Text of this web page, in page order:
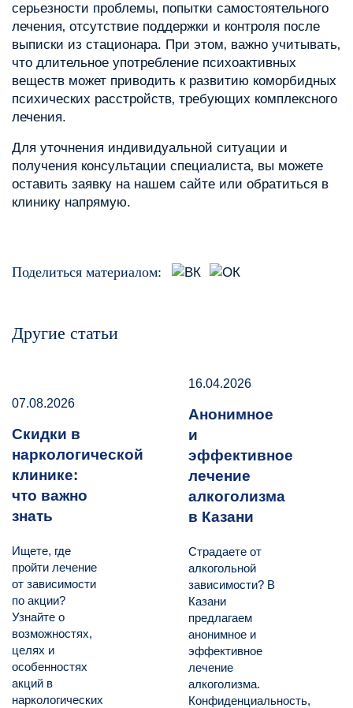
серьезности проблемы‚ попытки самостоятельного
лечения‚ отсутствие поддержки и контроля после
выписки из стационара. При этом‚ важно учитывать‚
что длительное употребление психоактивных
веществ может приводить к развитию коморбидных
психических расстройств‚ требующих комплексного
лечения.
Для уточнения индивидуальной ситуации и
получения консультации специалиста‚ вы можете
оставить заявку на нашем сайте или обратиться в
клинику напрямую.
Поделиться материалом:
Другие статьи
07.08.2026
Скидки в
наркологической
клинике:
что важно
знать
Ищете, где
пройти лечение
от зависимости
по акции?
Узнайте о
возможностях,
целях и
особенностях
акций в
наркологических
16.04.2026
Анонимное
и
эффективное
лечение
алкоголизма
в Казани
Страдаете от
алкогольной
зависимости? В
Казани
предлагаем
анонимное и
эффективное
лечение
алкоголизма.
Конфиденциальность,